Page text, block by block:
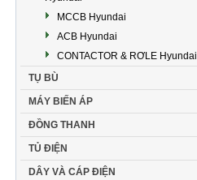
MCCB Hyundai
ACB Hyundai
CONTACTOR & RƠLE Hyundai
TỤ BÙ
MÁY BIẾN ÁP
ĐỒNG THANH
TỦ ĐIỆN
DÂY VÀ CÁP ĐIỆN